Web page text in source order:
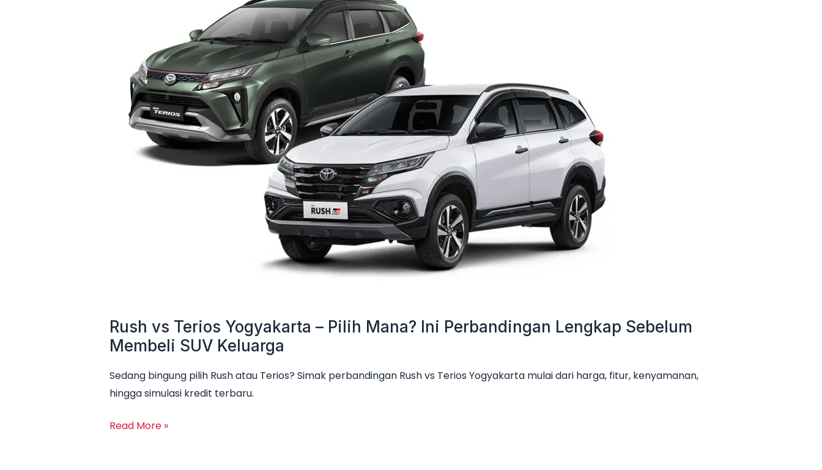
Rush vs Terios Yogyakarta – Pilih Mana? Ini Perbandingan Lengkap Sebelum
Membeli SUV Keluarga
Sedang bingung pilih Rush atau Terios? Simak perbandingan Rush vs Terios Yogyakarta mulai dari harga, fitur, kenyamanan,
hingga simulasi kredit terbaru.
Mana?
Perbandingan
Lengkap
Sebelum
Membeli
Read More »